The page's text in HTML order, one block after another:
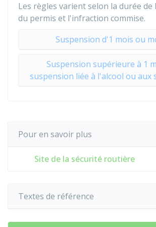
Les règles varient selon la durée de
du permis et l'infraction commise.
Suspension d'1 mois ou
Suspension supérieure à 1
suspension liée à l'alcool ou aux
Pour en savoir plus
Site de la sécurité routière
Textes de référence